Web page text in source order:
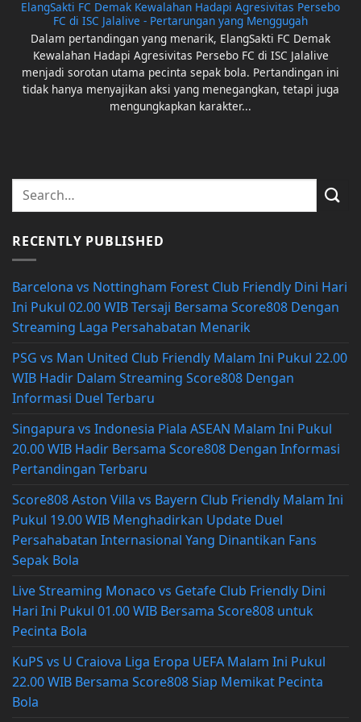
ElangSakti FC Demak Kewalahan Hadapi Agresivitas Persebo
FC di ISC Jalalive - Pertarungan yang Menggugah
Dalam pertandingan yang menarik, ElangSakti FC Demak
Kewalahan Hadapi Agresivitas Persebo FC di ISC Jalalive
menjadi sorotan utama pecinta sepak bola. Pertandingan ini
tidak hanya menyajikan aksi yang menegangkan, tetapi juga
mengungkapkan karakter...
RECENTLY PUBLISHED
Barcelona vs Nottingham Forest Club Friendly Dini Hari
Ini Pukul 02.00 WIB Tersaji Bersama Score808 Dengan
Streaming Laga Persahabatan Menarik
PSG vs Man United Club Friendly Malam Ini Pukul 22.00
WIB Hadir Dalam Streaming Score808 Dengan
Informasi Duel Terbaru
Singapura vs Indonesia Piala ASEAN Malam Ini Pukul
20.00 WIB Hadir Bersama Score808 Dengan Informasi
Pertandingan Terbaru
Score808 Aston Villa vs Bayern Club Friendly Malam Ini
Pukul 19.00 WIB Menghadirkan Update Duel
Persahabatan Internasional Yang Dinantikan Fans
Sepak Bola
Live Streaming Monaco vs Getafe Club Friendly Dini
Hari Ini Pukul 01.00 WIB Bersama Score808 untuk
Pecinta Bola
KuPS vs U Craiova Liga Eropa UEFA Malam Ini Pukul
22.00 WIB Bersama Score808 Siap Memikat Pecinta
Bola